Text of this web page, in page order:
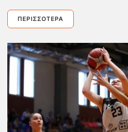
ΠΕΡΙΣΣΌΤΕΡΑ